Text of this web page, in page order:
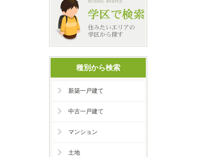
種別から検索
新築一戸建て
中古一戸建て
マンション
土地